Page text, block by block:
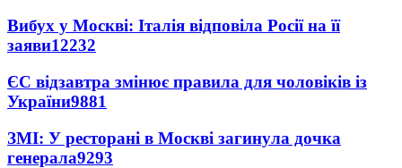
Вибух у Москві: Італія відповіла Росії на її
заяви12232
ЄС відзавтра змінює правила для чоловіків із
України9881
ЗМІ: У ресторані в Москві загинула дочка
генерала9293